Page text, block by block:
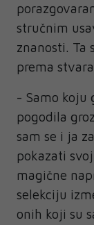
stručnim
znanosti. Ta
prema
- Samo koju
pogodila
sam se i ja
pokazati
magične
selekciju
onih koji su